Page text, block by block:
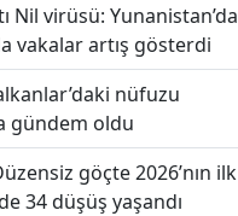
Nil virüsü: Yunanistan’da
vakalar artış gösterdi
nüfuzu
gündem oldu
göçte 2026’nın ilk
34 düşüş yaşandı